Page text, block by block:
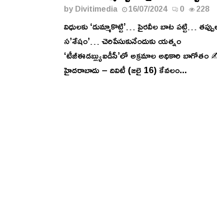
byDivitimedia 16/07/2024 0 228
విధులకు ‘డుమ్మాకొట్టి’… పైరవీల బాట పట్టి…
స’శేషం’… చెరిపేసుకునేందుకు యత్నం
‘టీజీఈడబ్ల్యుఐడీసీ’లో అక్రమాల అధికారి బాగోతం
హైదరాబాదు – దివిటీ (జలై 16) కేవలం...